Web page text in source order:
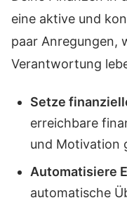
eine aktive und
paar Anregungen,
Verantwortung
Setze
erreichbare
und Motivation
Automatisiere
automatische